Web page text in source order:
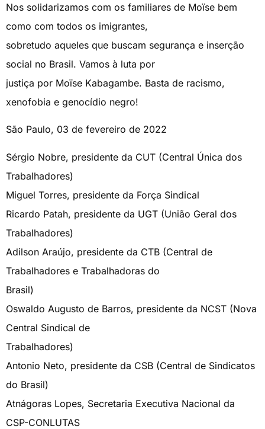
Nos solidarizamos com os familiares de Moïse bem
como com todos os imigrantes,
sobretudo aqueles que buscam segurança e inserção
social no Brasil. Vamos à luta por
justiça por Moïse Kabagambe. Basta de racismo,
xenofobia e genocídio negro!
São Paulo, 03 de fevereiro de 2022
Sérgio Nobre, presidente da CUT (Central Única dos
Trabalhadores)
Miguel Torres, presidente da Força Sindical
Ricardo Patah, presidente da UGT (União Geral dos
Trabalhadores)
Adilson Araújo, presidente da CTB (Central de
Trabalhadores e Trabalhadoras do
Brasil)
Oswaldo Augusto de Barros, presidente da NCST (Nova
Central Sindical de
Trabalhadores)
Antonio Neto, presidente da CSB (Central de Sindicatos
do Brasil)
Atnágoras Lopes, Secretaria Executiva Nacional da
CSP-CONLUTAS